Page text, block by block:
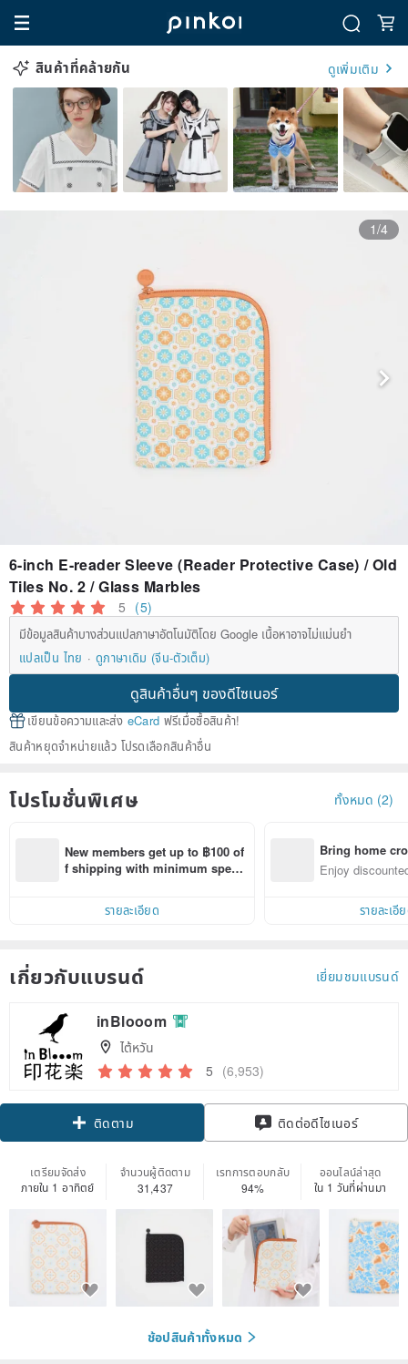
สินค้าที่คล้ายกัน ดูเพิ่มเติม
1/4
6-inch E-reader Sleeve (Reader Protective Case) / Old
Tiles No. 2 / Glass Marbles
5 (5)
มีข้อมูลสินค้าบางส่วนแปลภาษาอัตโนมัติโดย Google เนื้อหาอาจไม่แม่นยำ
แปลเป็น ไทย
ดูภาษาเดิม (จีน-ตัวเต็ม)
ดูสินค้าอื่นๆ ของดีไซเนอร์
เขียนข้อความและส่ง eCard ฟรีเมื่อซื้อสินค้า!
สินค้าหยุดจำหน่ายแล้ว โปรดเลือกสินค้าอื่น
โปรโมชั่นพิเศษ ทั้งหมด (2)
New members get up to ฿100 of
f shipping with minimum spen
within 7 days!
รายละเอียด
Bring home
n with ease
Enjoy
รายละเอี
เกี่ยวกับแบรนด์ เยี่ยมชมแบรนด์
inBlooom
ไต้หวัน
5 (6,953)
ติดตาม ติดต่อดีไซเนอร์
เตรียมจัดส่ง
ภายใน 1 อาทิตย์
จำนวนผู้ติดตาม
31,437
เรทการตอบกลับ
94%
ออนไลน์ล่าสุด
ใน 1 วันที่ผ่านมา
ช้อปสินค้าทั้งหมด